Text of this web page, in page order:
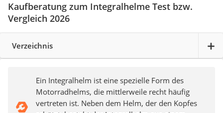
Kaufberatung zum Integralhelme Test bzw.
Vergleich 2026
Verzeichnis
Ein Integralhelm ist eine spezielle Form des
Motorradhelms, die mittlerweile recht häufig
vertreten ist. Neben dem Helm, der den Kopfes